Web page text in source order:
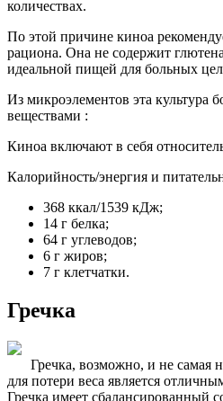
количествах.
По этой причине киноа
рациона. Она не содержит
идеальной пищей для больных
Из микроэлементов эта культура
веществами :
Киноа включают в себя
Калорийность/энергия и
368 ккал/1539 кДж;
14 г белка;
64 г углеводов;
6 г жиров;
7 г клетчатки.
Гречка
Гречка, возможно, и не самая
для потери веса является
Гречка имеет сбалансированный